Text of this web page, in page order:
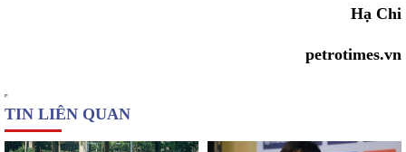
Hạ Chi
petrotimes.vn
TIN LIÊN QUAN